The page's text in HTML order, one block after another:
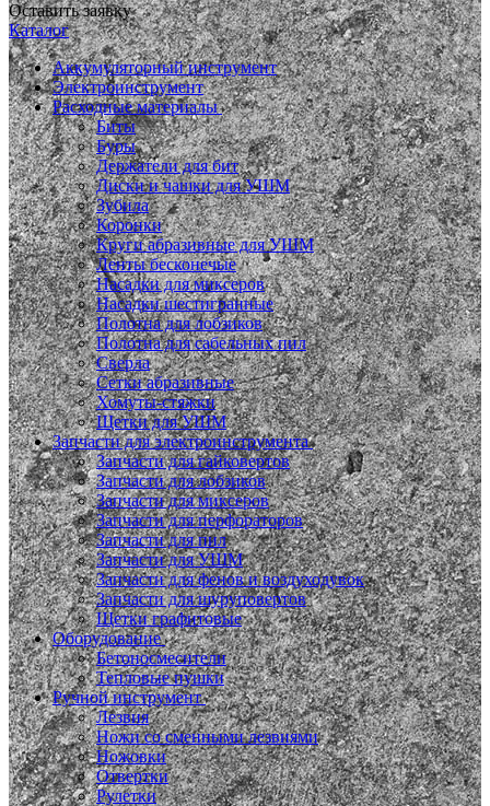
Оставить заявку
Каталог
Аккумуляторный инструмент
Электроинструмент
Расходные материалы
Биты
Буры
Держатели для бит
Диски и чашки для УШМ
Зубила
Коронки
Круги абразивные для УШМ
Ленты бесконечые
Насадки для миксеров
Насадки шестигранные
Полотна для лобзиков
Полотна для сабельных пил
Сверла
Сетки абразивные
Хомуты-стяжки
Щетки для УШМ
Запчасти для электроинструмента
Запчасти для гайковертов
Запчасти для лобзиков
Запчасти для миксеров
Запчасти для перфораторов
Запчасти для пил
Запчасти для УШМ
Запчасти для фенов и воздуходувок
Запчасти для шуруповертов
Щетки графитовые
Оборудование
Бетоносмесители
Тепловые пушки
Ручной инструмент
Лезвия
Ножи со сменными лезвиями
Ножовки
Отвертки
Рулетки